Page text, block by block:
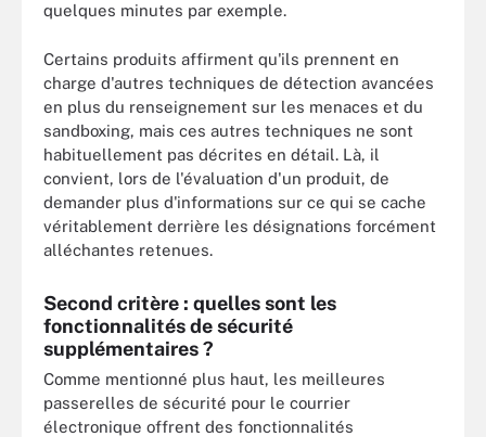
quelques minutes par exemple.
Certains produits affirment qu'ils prennent en
charge d'autres techniques de détection avancées
en plus du renseignement sur les menaces et du
sandboxing, mais ces autres techniques ne sont
habituellement pas décrites en détail. Là, il
convient, lors de l'évaluation d'un produit, de
demander plus d'informations sur ce qui se cache
véritablement derrière les désignations forcément
alléchantes retenues.
Second critère : quelles sont les
fonctionnalités de sécurité
supplémentaires ?
Comme mentionné plus haut, les meilleures
passerelles de sécurité pour le courrier
électronique offrent des fonctionnalités